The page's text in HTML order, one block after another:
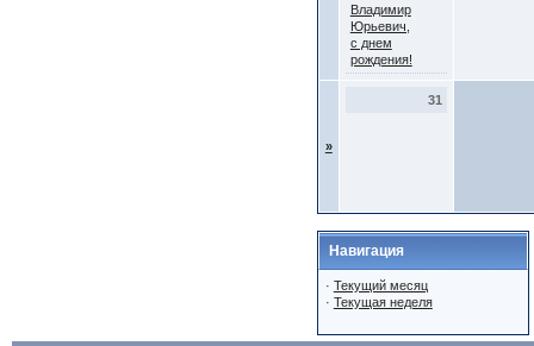
Владимир
Юрьевич,
с днем
рождения!
»
31
Навигация
· Текущий месяц
· Текущая неделя